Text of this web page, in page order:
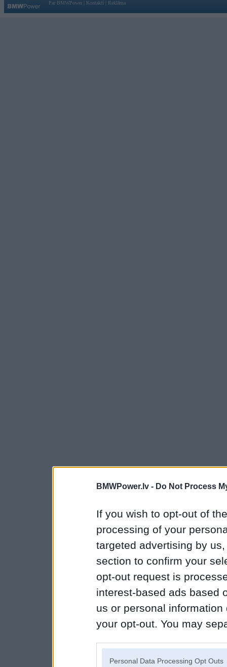
BMWPower.lv - Do Not Process
If you wish to opt-out of
processing of your
targeted advertising by
section to confirm your
opt-out request is
interest-based ads based
us or personal
your opt-out. You may
Personal Data Processing Opt Outs
Par BMWPower
Kontakti Reklāma